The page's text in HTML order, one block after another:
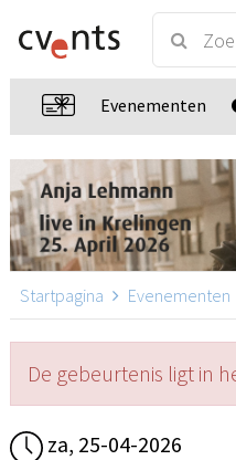
Evenementen
Startpagina Evenementen
De gebeurtenis ligt in
za, 25-04-2026